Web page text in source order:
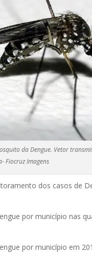
da Dengue. Vetor
Fiocruz Imagens
dos casos de
por município nas
por município em